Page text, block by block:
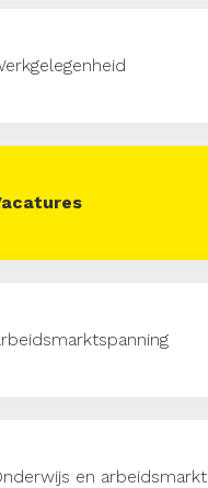
en arbeidsmarkt